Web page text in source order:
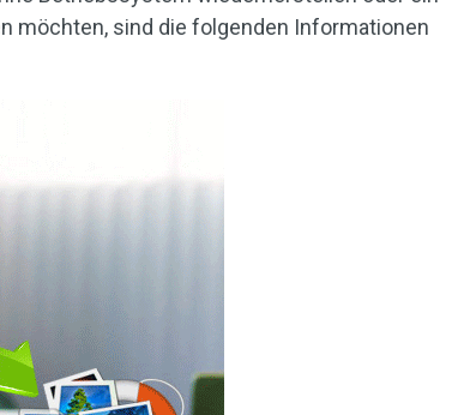
möchten, sind die folgenden Informationen